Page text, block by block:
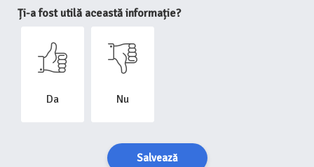
Ți-a fost utilă această informație?
Da Nu
Salvează